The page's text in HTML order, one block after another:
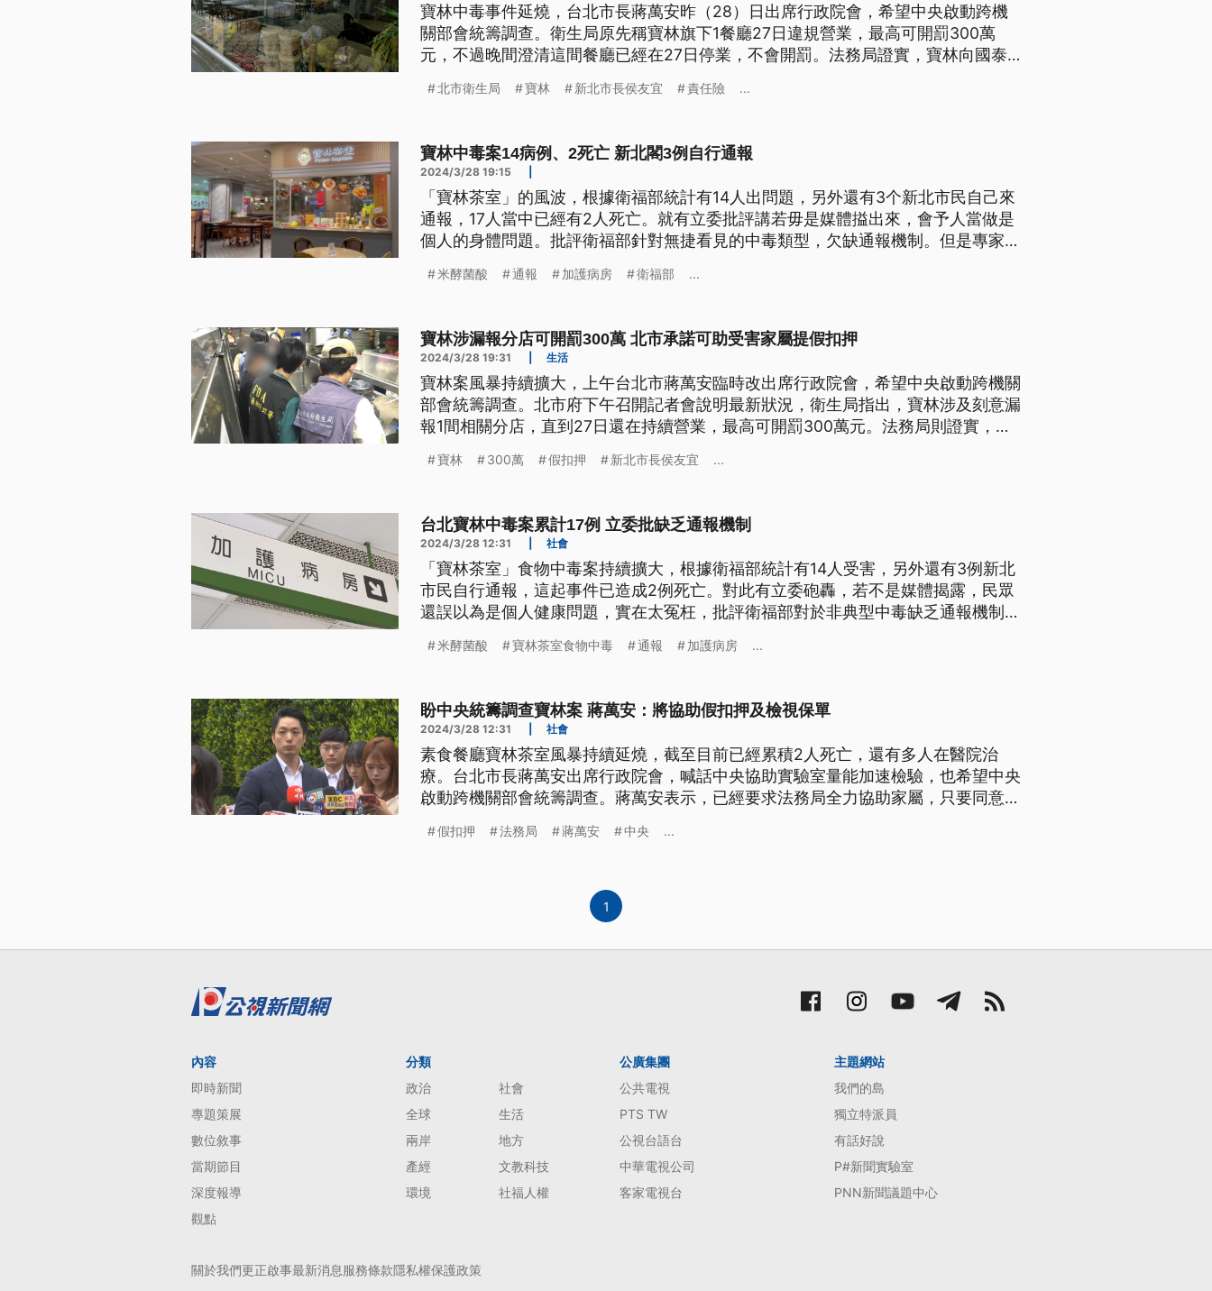
寶林中毒事件延燒，台北市長蔣萬安昨（28）日出席行政院會，希望中央啟動跨機
關部會統籌調查。衛生局原先稱寶林旗下1餐廳27日違規營業，最高可開罰300萬
元，不過晚間澄清這間餐廳已經在27日停業，不會開罰。法務局證實，寶林向國泰
北市衛生局 寶林 新北市長侯友宜 責任險 ...
寶林中毒案14病例、2死亡 新北閣3例自行通報
2024/3/28 19:15
「寶林茶室」的風波，根據衛福部統計有14人出問題，另外還有3个新北市民自己來
通報，17人當中已經有2人死亡。就有立委批評講若毋是媒體搤出來，會予人當做是
個人的身體問題。批評衛福部針對無捷看見的中毒類型，欠缺通報機制。但是專家表
四成。(本則新聞標題、導言皆為台語文)
米酵菌酸 通報 加護病房 衛福部 ...
寶林涉漏報分店可開罰300萬 北市承諾可助受害家屬提假扣押
2024/3/28 19:31 生活
寶林案風暴持續擴大，上午台北市蔣萬安臨時改出席行政院會，希望中央啟動跨機關
部會統籌調查。北市府下午召開記者會說明最新狀況，衛生局指出，寶林涉及刻意漏
報1間相關分店，直到27日還在持續營業，最高可開罰300萬元。法務局則證實，寶
速說明承保範圍是否涵蓋寶林責任理賠，也會協助家屬若有意願對寶林提起假扣押。
寶林 300萬 假扣押 新北市長侯友宜 ...
台北寶林中毒案累計17例 立委批缺乏通報機制
2024/3/28 12:31 社會
「寶林茶室」食物中毒案持續擴大，根據衛福部統計有14人受害，另外還有3例新北
市民自行通報，這起事件已造成2例死亡。對此有立委砲轟，若不是媒體揭露，民眾
還誤以為是個人健康問題，實在太冤枉，批評衛福部對於非典型中毒缺乏通報機制。
毒劑，致死率高達4成。
米酵菌酸 寶林茶室食物中毒 通報 加護病房 ...
盼中央統籌調查寶林案 蔣萬安：將協助假扣押及檢視保單
2024/3/28 12:31 社會
素食餐廳寶林茶室風暴持續延燒，截至目前已經累積2人死亡，還有多人在醫院治
療。台北市長蔣萬安出席行政院會，喊話中央協助實驗室量能加速檢驗，也希望中央
啟動跨機關部會統籌調查。蔣萬安表示，已經要求法務局全力協助家屬，只要同意就
這一次的事件，預計28日中午前就會完成。
假扣押 法務局 蔣萬安 中央 ...
1
內容
即時新聞
專題策展
數位敘事
當期節目
深度報導
觀點
分類
政治
社會
全球
生活
兩岸
地方
產經
文教科技
環境
社福人權
公廣集團
公共電視
PTS TW
公視台語台
中華電視公司
客家電視台
主題網站
我們的島
獨立特派員
有話好說
P#新聞實驗室
PNN新聞議題中心
關於我們更正啟事最新消息服務條款隱私權保護政策